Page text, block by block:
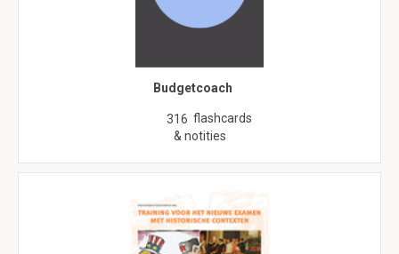
Budgetcoach
316 flashcards
& notities